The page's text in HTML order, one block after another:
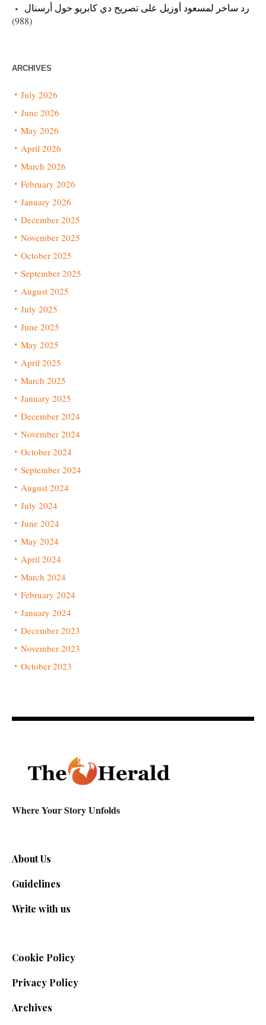
رد ساخر لمسعود أوزيل على تصريح دي كابريو حول أرسنال
(988)
ARCHIVES
July 2026
June 2026
May 2026
April 2026
March 2026
February 2026
January 2026
December 2025
November 2025
October 2025
September 2025
August 2025
July 2025
June 2025
May 2025
April 2025
March 2025
January 2025
December 2024
November 2024
October 2024
September 2024
August 2024
July 2024
June 2024
May 2024
April 2024
March 2024
February 2024
January 2024
December 2023
November 2023
October 2023
Where Your Story Unfolds
About Us
Guidelines
Write with us
Cookie Policy
Privacy Policy
Archives